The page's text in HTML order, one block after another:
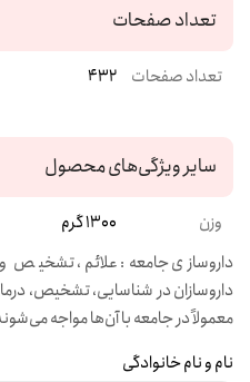
تعداد صفحات
تعداد صفحات 432
سایر ویژگی‌های محصول
وزن
1300 گرم
داروسازی جامعه: علائم، تشخیص و
داروسازان در شناسایی، تشخیص،
معمولاً در جامعه با آن‌ها مواجه
نام و نام خانوادگی